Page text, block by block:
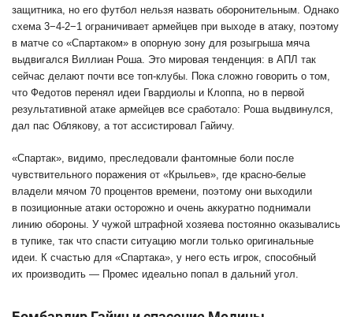
защитника, но его футбол нельзя назвать оборонительным. Однако
схема 3−4-2−1 ограничивает армейцев при выходе в атаку, поэтому
в матче со «Спартаком» в опорную зону для розыгрыша мяча
выдвигался Виллиан Роша. Это мировая тенденция: в АПЛ так
сейчас делают почти все топ-клубы. Пока сложно говорить о том,
что Федотов перенял идеи Гвардиолы и Клоппа, но в первой
результативной атаке армейцев все сработало: Роша выдвинулся,
дал пас Облякову, а тот ассистировал Гайичу.
«Спартак», видимо, преследовали фантомные боли после
чувствительного поражения от «Крыльев», где красно-белые
владели мячом 70 процентов времени, поэтому они выходили
в позиционные атаки осторожно и очень аккуратно поднимали
линию обороны. У чужой штрафной хозяева постоянно оказывались
в тупике, так что спасти ситуацию могли только оригинальные
идеи. К счастью для «Спартака», у него есть игрок, способный
их производить — Промес идеально попал в дальний угол.